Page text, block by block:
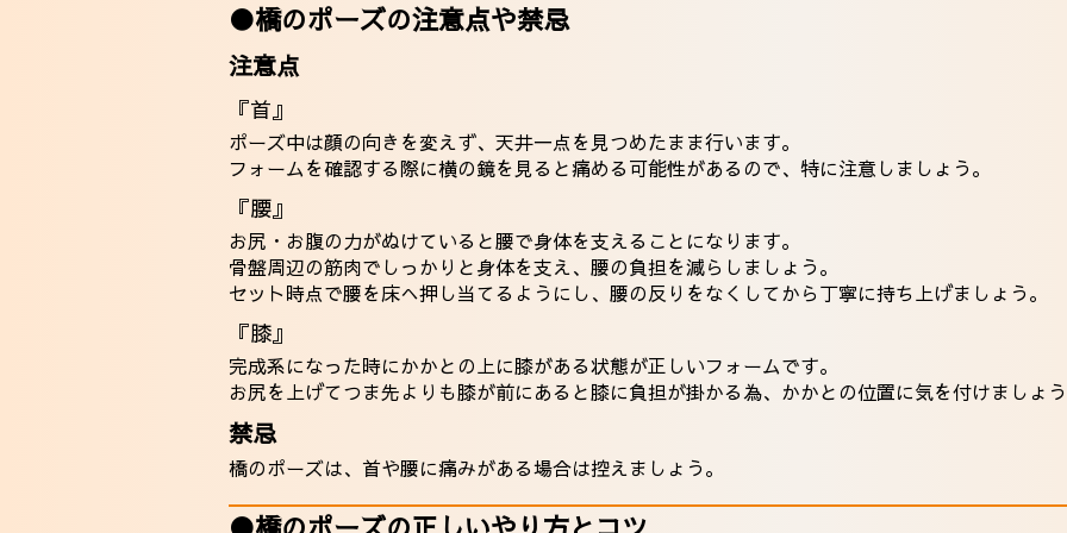
●橋のポーズの注意点や禁忌
注意点
『首』
ポーズ中は顔の向きを変えず、天井一点を見つめたまま行います。
フォームを確認する際に横の鏡を見ると痛める可能性があるので、特に注意しましょう。
『腰』
お尻・お腹の力がぬけていると腰で身体を支えることになります。
骨盤周辺の筋肉でしっかりと身体を支え、腰の負担を減らしましょう。
セット時点で腰を床へ押し当てるようにし、腰の反りをなくしてから丁寧に持ち上げましょう。
『膝』
完成系になった時にかかとの上に膝がある状態が正しいフォームです。
お尻を上げてつま先よりも膝が前にあると膝に負担が掛かる為、かかとの位置に気を付けましょ
禁忌
橋のポーズは、首や腰に痛みがある場合は控えましょう。